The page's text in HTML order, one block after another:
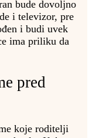
bude dovoljno
i televizor, pre
i budi uvek
ima priliku da
pred
koje roditelji